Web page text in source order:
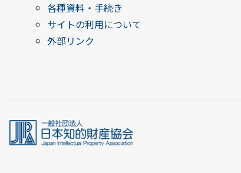
各種資料・手続き
サイトの利用について
外部リンク